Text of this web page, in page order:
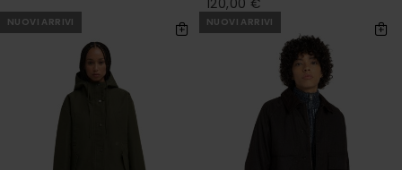
120,00 €
NUOVI ARRIVI NUOVI ARRIVI